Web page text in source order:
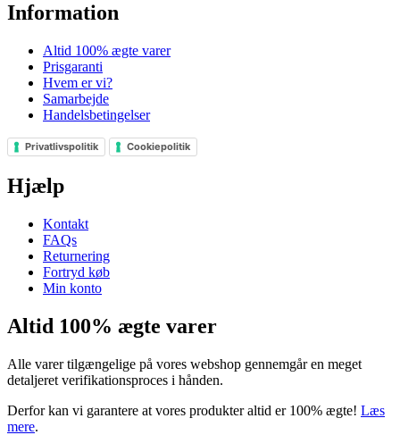
Information
Altid 100% ægte varer
Prisgaranti
Hvem er vi?
Samarbejde
Handelsbetingelser
Privatlivspolitik Cookiepolitik
Hjælp
Kontakt
FAQs
Returnering
Fortryd køb
Min konto
Altid 100% ægte varer
Alle varer tilgængelige på vores webshop gennemgår en meget
detaljeret verifikationsproces i hånden.
Derfor kan vi garantere at vores produkter altid er 100% ægte! Læs
mere.